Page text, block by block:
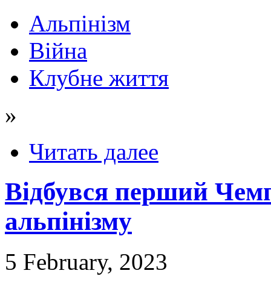
Альпінізм
Війна
Клубне життя
»
Читать далее
Відбувся перший
альпінізму
5 February, 2023